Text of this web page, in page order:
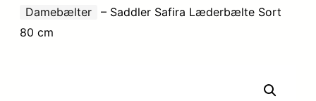
Damebælter
– Saddler Safira Læderbælte Sort
80 cm